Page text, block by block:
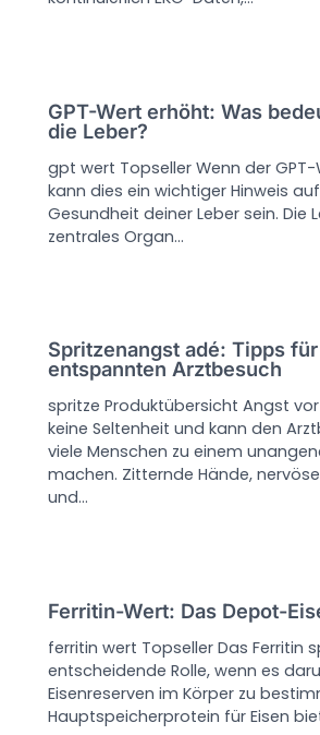
GPT-Wert erhöht: Was
die Leber?
gpt wert Topseller Wenn der
kann dies ein wichtiger Hinweis
Gesundheit deiner Leber sein. Die
zentrales Organ…
Spritzenangst adé: Tipps
entspannten Arztbesuch
spritze Produktübersicht Angst
keine Seltenheit und kann den
viele Menschen zu einem
machen. Zitternde Hände,
und…
Ferritin-Wert: Das Depot-
ferritin wert Topseller Das Ferritin
entscheidende Rolle, wenn es
Eisenreserven im Körper zu
Hauptspeicherprotein für Eisen